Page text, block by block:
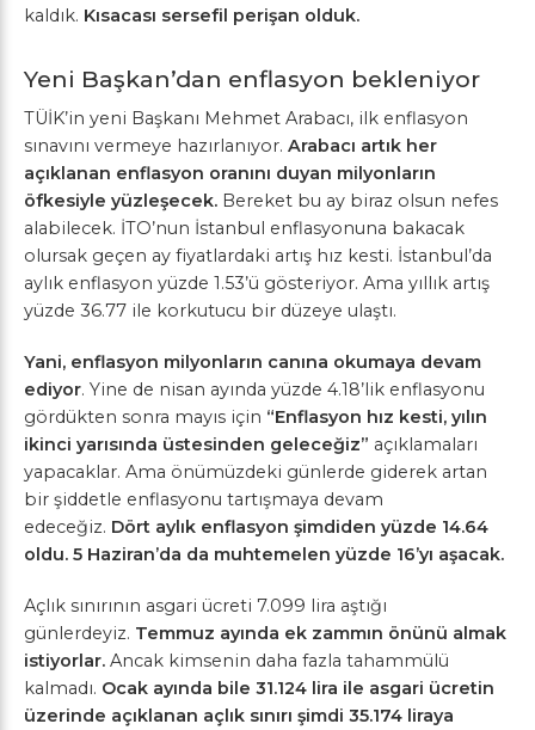
kaldık. Kısacası sersefil perişan olduk.
Yeni Başkan’dan enflasyon bekleniyor
TÜİK’in yeni Başkanı Mehmet Arabacı, ilk enflasyon
sınavını vermeye hazırlanıyor. Arabacı artık her
açıklanan enflasyon oranını duyan milyonların
öfkesiyle yüzleşecek. Bereket bu ay biraz olsun nefes
alabilecek. İTO’nun İstanbul enflasyonuna bakacak
olursak geçen ay fiyatlardaki artış hız kesti. İstanbul’da
aylık enflasyon yüzde 1.53’ü gösteriyor. Ama yıllık artış
yüzde 36.77 ile korkutucu bir düzeye ulaştı.
Yani, enflasyon milyonların canına okumaya devam
ediyor. Yine de nisan ayında yüzde 4.18’lik enflasyonu
gördükten sonra mayıs için “Enflasyon hız kesti, yılın
ikinci yarısında üstesinden geleceğiz” açıklamaları
yapacaklar. Ama önümüzdeki günlerde giderek artan
bir şiddetle enflasyonu tartışmaya devam
edeceğiz. Dört aylık enflasyon şimdiden yüzde 14.64
oldu. 5 Haziran’da da muhtemelen yüzde 16’yı aşacak.
Açlık sınırının asgari ücreti 7.099 lira aştığı
günlerdeyiz. Temmuz ayında ek zammın önünü almak
istiyorlar. Ancak kimsenin daha fazla tahammülü
kalmadı. Ocak ayında bile 31.124 lira ile asgari ücretin
üzerinde açıklanan açlık sınırı şimdi 35.174 liraya